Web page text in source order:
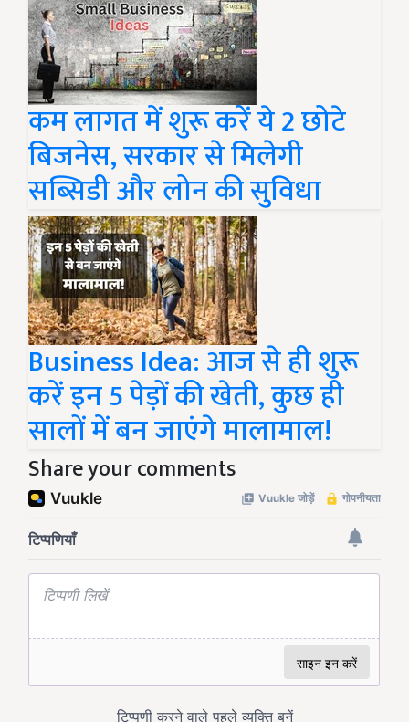
कम लागत में शुरू करें ये 2 छोटे
बिजनेस, सरकार से मिलेगी
सब्सिडी और लोन की सुविधा
Business Idea: आज से ही शुरू
करें इन 5 पेड़ों की खेती, कुछ ही
सालों में बन जाएंगे मालामाल!
Share your comments